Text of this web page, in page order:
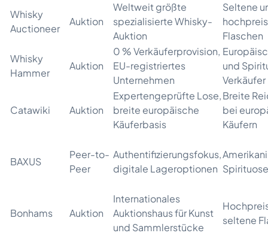
Whisky
Auctioneer
Auktion
Weltweit größte
spezialisierte Whisky-
Auktion
Seltene
Flaschen
Whisky
Hammer
Auktion
0 % Verkäuferprovision,
EU-registriertes
Unternehmen
und
Verkäufer
Catawiki Auktion
Expertengeprüfte Lose,
breite europäische
Käuferbasis
Breite
bei
Käufern
BAXUS
Peer-to-
Peer
Authentifizierungsfokus,
digitale Lageroptionen
Bonhams Auktion
Internationales
Auktionshaus für Kunst
und Sammlerstücke
seltene